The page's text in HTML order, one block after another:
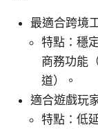
最適合跨境
特點：穩
商務功能
道）。
適合遊戲玩
特點：低